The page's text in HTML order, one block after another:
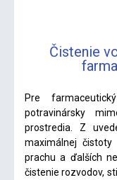
Čistenie
Pre
potravinársky
prostredia. Z
maximálnej čistoty
prachu a ďalších
čistenie rozvodov,